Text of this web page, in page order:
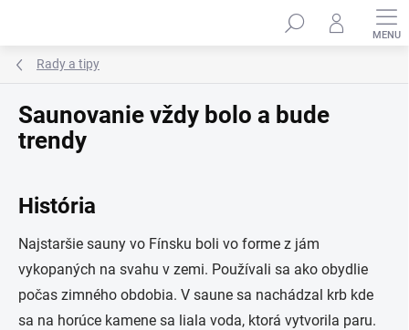
Rady a tipy
Saunovanie vždy bolo a bude
trendy
História
Najstaršie sauny vo Fínsku boli vo forme z jám
vykopaných na svahu v zemi. Používali sa ako obydlie
počas zimného obdobia. V saune sa nachádzal krb kde
sa na horúce kamene sa liala voda, ktorá vytvorila paru.